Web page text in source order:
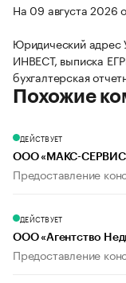
На 09 августа 2026
Юридический
ИНВЕСТ, выписка
бухгалтерская
Похожие
ДЕЙСТВУЕТ
ООО «МАКС-
Предоставление
ДЕЙСТВУЕТ
ООО «Агентство
Предоставление